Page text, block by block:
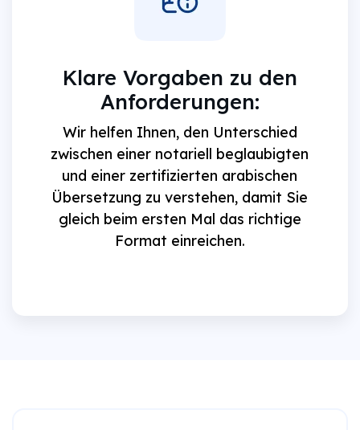
Klare Vorgaben zu den
Anforderungen:
Wir helfen Ihnen, den Unterschied
zwischen einer notariell beglaubigten
und einer zertifizierten arabischen
Übersetzung zu verstehen, damit Sie
gleich beim ersten Mal das richtige
Format einreichen.